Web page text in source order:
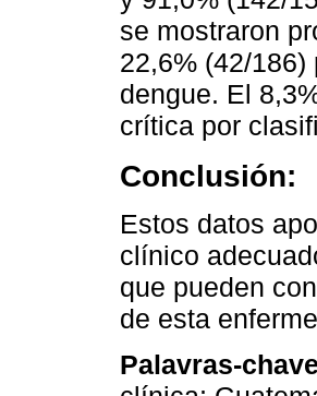
se mostraron
22,6% (42/186)
dengue. El
crítica por
Conclusión:
Estos datos
clínico
que pueden
de esta
Palavras-